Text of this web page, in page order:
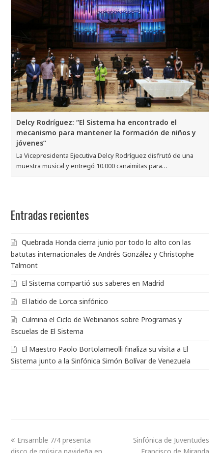
Delcy Rodríguez: “El Sistema ha encontrado el
mecanismo para mantener la formación de niños y
jóvenes”
La Vicepresidenta Ejecutiva Delcy Rodríguez disfrutó de una
muestra musical y entregó 10.000 canaimitas para…
Entradas recientes
Quebrada Honda cierra junio por todo lo alto con las
batutas internacionales de Andrés González y Christophe
Talmont
El Sistema compartió sus saberes en Madrid
El latido de Lorca sinfónico
Culmina el Ciclo de Webinarios sobre Programas y
Escuelas de El Sistema
El Maestro Paolo Bortolameolli finaliza su visita a El
Sistema junto a la Sinfónica Simón Bolívar de Venezuela
Ensamble 7/4 presenta
Sinfónica de Juventudes